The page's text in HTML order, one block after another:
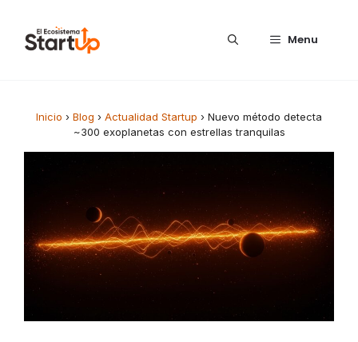
Menu
Inicio › Blog › Actualidad Startup › Nuevo método detecta
~300 exoplanetas con estrellas tranquilas